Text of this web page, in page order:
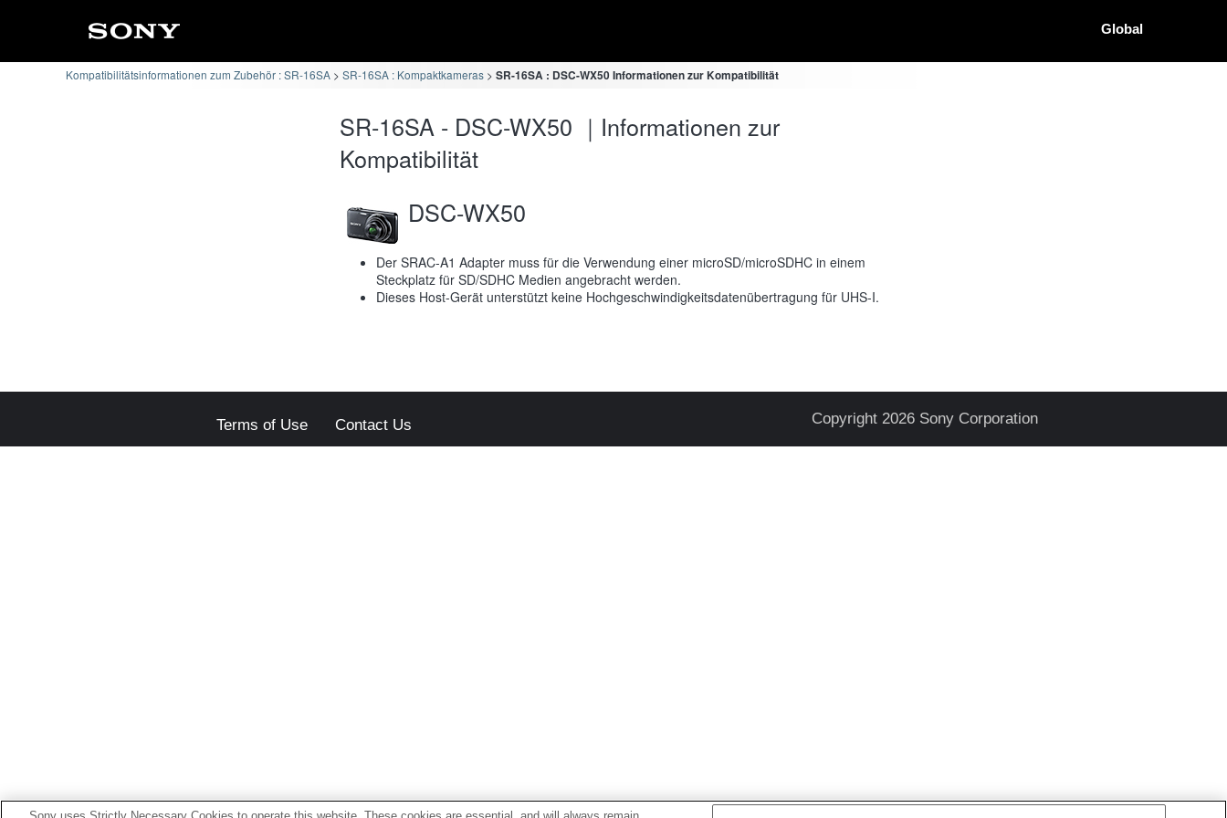
Global
Kompatibilitätsinformationen zum Zubehör : SR-16SA SR-16SA : Kompaktkameras SR-16SA : DSC-WX50 Informationen zur Kompatibilität
SR-16SA - DSC-WX50 ｜Informationen zur
Kompatibilität
DSC-WX50
Der SRAC-A1 Adapter muss für die Verwendung einer microSD/microSDHC in einem
Steckplatz für SD/SDHC Medien angebracht werden.
Dieses Host-Gerät unterstützt keine Hochgeschwindigkeitsdatenübertragung für UHS-I.
Terms of Use Contact Us Copyright 2026 Sony Corporation